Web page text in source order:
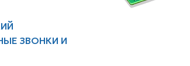
ЗВОНКИ И